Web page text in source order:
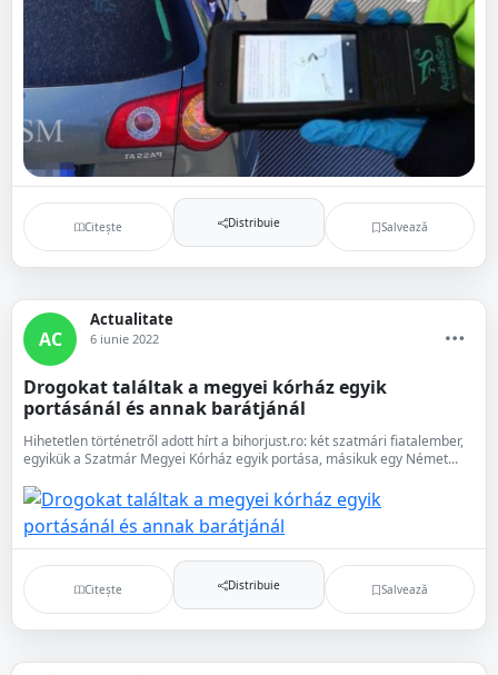
Citește Distribuie Salvează
AC
Actualitate
6 iunie 2022
Drogokat találtak a megyei kórház egyik
portásánál és annak barátjánál
Hihetetlen történetről adott hírt a bihorjust.ro: két szatmári fiatalember,
egyikük a Szatmár Megyei Kórház egyik portása, másikuk egy Német...
Citește Distribuie Salvează